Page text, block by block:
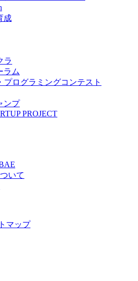
成
ラ
ラム
プログラミングコンテスト
ンプ
PROJECT
いて
マップ